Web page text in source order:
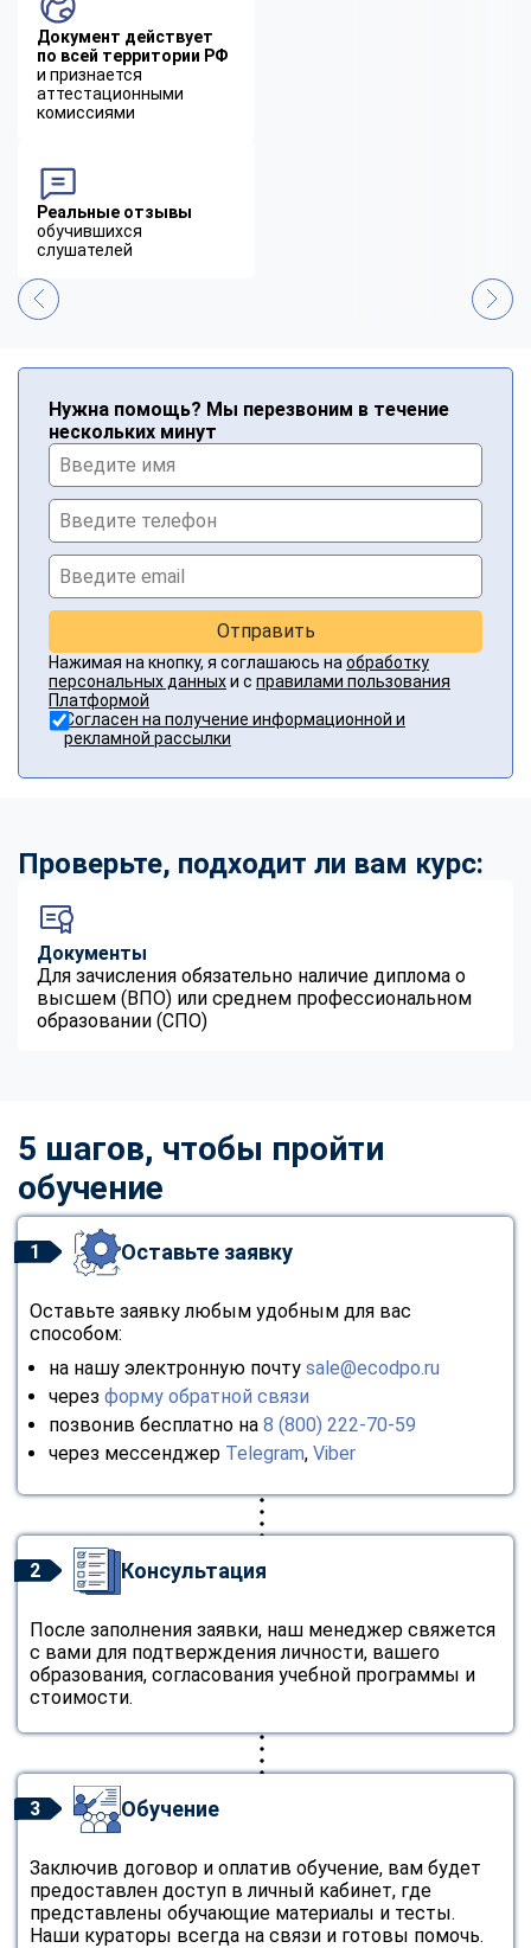
Документ действует
по всей территории РФ
и признается
аттестационными
комиссиями
Реальные отзывы
обучившихся
слушателей
Нужна помощь? Мы перезвоним в течение
нескольких минут
Отправить
Нажимая на кнопку, я соглашаюсь на обработку
персональных данныхи с правилами пользования
Платформой
Согласен на получение информационной и
рекламной рассылки
Проверьте, подходит ли вам курс:
Документы
Для зачисления обязательно наличие диплома о
высшем (ВПО) или среднем профессиональном
образовании (СПО)
5 шагов, чтобы пройти
обучение
1 Оставьте заявку
Оставьте заявку любым удобным для вас
способом:
на нашу электронную почту sale@ecodpo.ru
через форму обратной связи
позвонив бесплатно на 8 (800) 222-70-59
через мессенджер Telegram, Viber
2 Консультация
После заполнения заявки, наш менеджер свяжется
с вами для подтверждения личности, вашего
образования, согласования учебной программы и
стоимости.
3 Обучение
Заключив договор и оплатив обучение, вам будет
предоставлен доступ в личный кабинет, где
представлены обучающие материалы и тесты.
Наши кураторы всегда на связи и готовы помочь.